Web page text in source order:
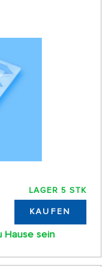
LAGER 5 STK
KAUFEN
Hause sein